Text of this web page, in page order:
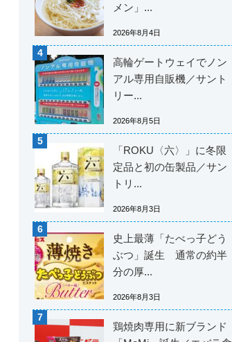
メン」...
2026年8月4日
高輪ゲートウェイでノン
アル専用自販機／サント
リー...
2026年8月5日
「ROKU〈六〉」に冬限
定品と初の缶製品／サン
トリ...
2026年8月3日
史上最薄「たべっ子どう
ぶつ」誕生 通常の約半
分の厚...
2026年8月3日
鶏焼肉専用に新ブランド